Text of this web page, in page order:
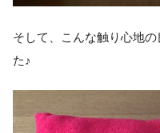
そして、こんな触り心地
た♪